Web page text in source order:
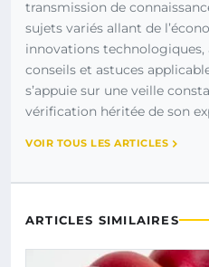
transmission de
sujets variés allant de
innovations technologiques,
conseils et astuces
s’appuie sur une veille
vérification héritée de son
VOIR TOUS LES ARTICLES
ARTICLES SIMILAIRES